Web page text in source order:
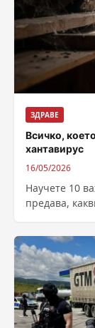
ЗДРАВЕ
Всичко,
хантавирус
16/05/2026
Научете 10
предава,